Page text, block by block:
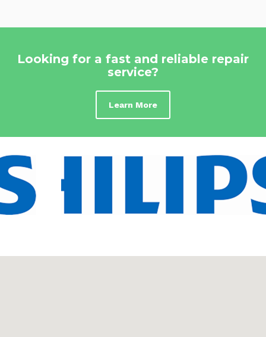
Looking for a fast and reliable repair
service?
Learn More